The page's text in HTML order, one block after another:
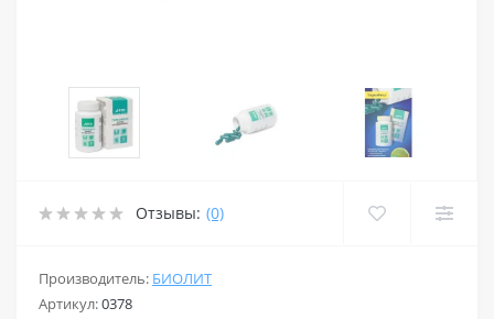
Отзывы: (0)
Производитель: БИОЛИТ
Артикул:0378